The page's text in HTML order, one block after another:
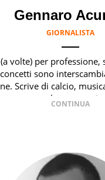
Gennaro
GIORNALISTA
volte) per professione,
sono
Scrive di calcio,
anche cose serie.